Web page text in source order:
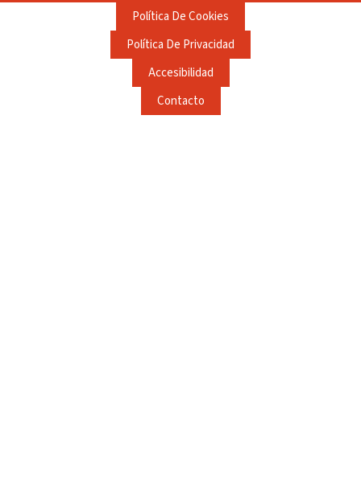
Política De Cookies
Política De Privacidad
Accesibilidad
Contacto